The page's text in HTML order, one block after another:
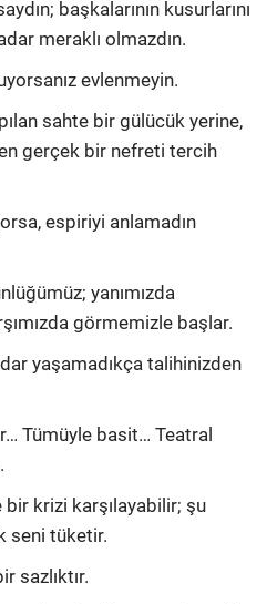
başkalarının kusurlarını
meraklı olmazdın.
evlenmeyin.
sahte bir gülücük yerine,
gerçek bir nefreti tercih
espiriyi anlamadın
yanımızda
görmemizle başlar.
yaşamadıkça talihinizden
Tümüyle basit… Teatral
krizi karşılayabilir; şu
seni tüketir.
sazlıktır.